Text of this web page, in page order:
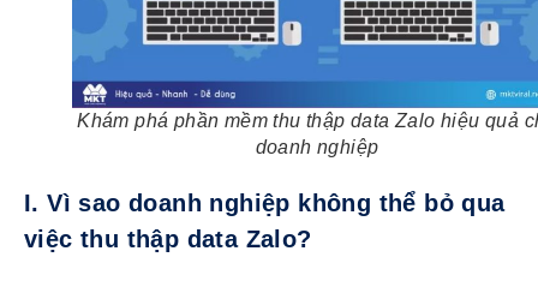
Khám phá phần mềm thu thập data Zalo hiệu quả
doanh nghiệp
I. Vì sao doanh nghiệp không thể bỏ qua
việc thu thập data Zalo?